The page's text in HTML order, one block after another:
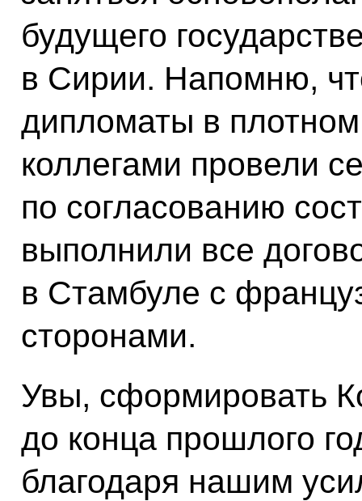
будущего
в Сирии. Напомню,
дипломаты в
коллегами провели
по согласованию
выполнили все
в Стамбуле с
сторонами.
Увы, сформировать
до конца прошлого
благодаря нашим